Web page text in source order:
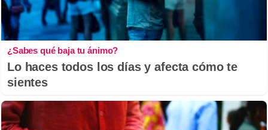
¿Sabes qué baja tu ánimo?
Lo haces todos los días y afecta cómo te
sientes